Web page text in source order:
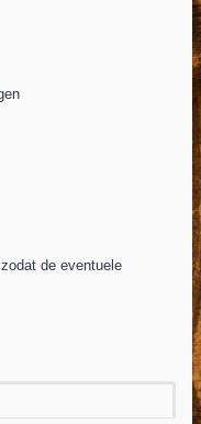
de eventuele